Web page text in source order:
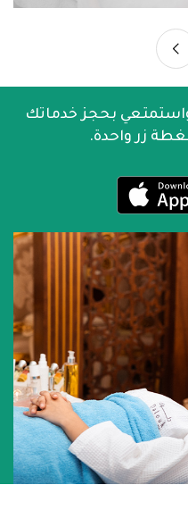
بحجز خدماتك
زر واحدة.